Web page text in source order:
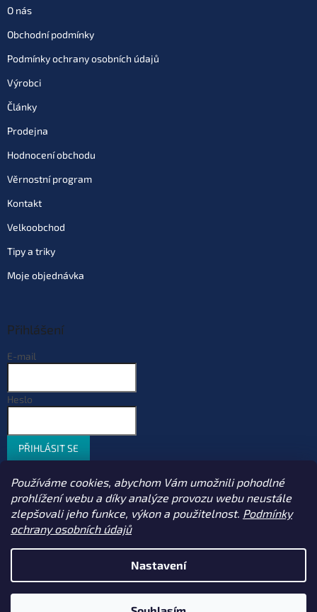
Používáme cookies, abychom Vám umožnili pohodlné
prohlížení webu a díky analýze provozu webu neustále
zlepšovali jeho funkce, výkon a použitelnost. Podmínky
ochrany osobních údajů
Nastavení
O nás
Obchodní podmínky
Podmínky ochrany osobních údajů
Výrobci
Články
Prodejna
Hodnocení obchodu
Věrnostní program
Kontakt
Velkoobchod
Tipy a triky
Moje objednávka
Přihlášení
E-mail
Heslo
PŘIHLÁSIT SE
Sportcarp.cz. Všechna práva vyhrazena.
nastavení cookies